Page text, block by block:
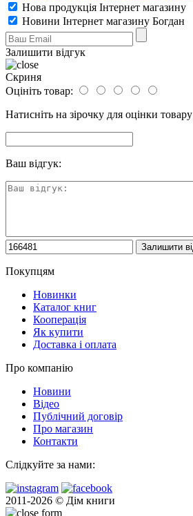
Нова продукція Інтернет магазину
Новини Інтернет магазину Богдан
Залишити відгук
Скриня
Оцініть товар:
Натисніть на зірочку для оцінки товару
Ваш відгук:
Покупцям
Новинки
Каталог книг
Кооперація
Як купити
Доставка і оплата
Про компанію
Новини
Відео
Публічний договір
Про магазин
Контакти
Слідкуйте за нами:
2011-2026 © Дім книги